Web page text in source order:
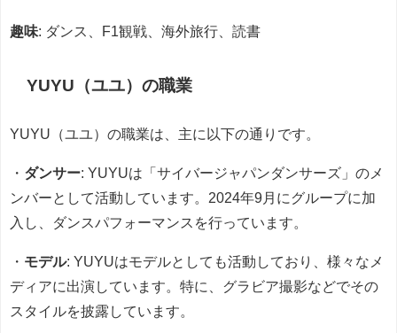
趣味: ダンス、F1観戦、海外旅行、読書
YUYU（ユユ）の職業
YUYU（ユユ）の職業は、主に以下の通りです。
・ ダンサー: YUYUは「サイバージャパンダンサーズ」のメ
ンバーとして活動しています。2024年9月にグループに加
入し、ダンスパフォーマンスを行っています。
・ モデル: YUYUはモデルとしても活動しており、様々なメ
ディアに出演しています。特に、グラビア撮影などでその
スタイルを披露しています。